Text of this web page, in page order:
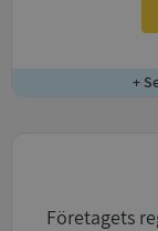
+
Företagets